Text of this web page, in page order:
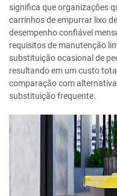
significa que organizações
carrinhos de empurrar lixo
desempenho confiável
requisitos de manutenção
substituição ocasional de
resultando em um custo
comparação com
substituição frequente.